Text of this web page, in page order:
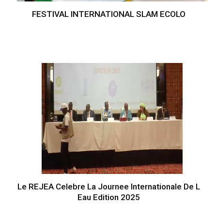
FESTIVAL INTERNATIONAL SLAM ECOLO
Le REJEA Celebre La Journee Internationale De L
Eau Edition 2025